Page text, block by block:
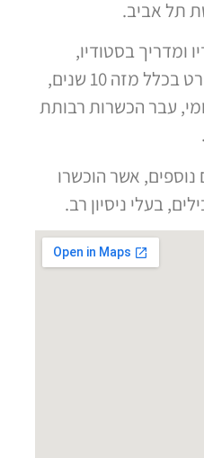
תל אביב.
ומדריך בסטודיו,
בתחום הפילאטיס והספורט בכלל מזה 10 שנים,
עבר הכשרות רבותת
נוספים, אשר הוכשרו
בעלי ניסיון רב.